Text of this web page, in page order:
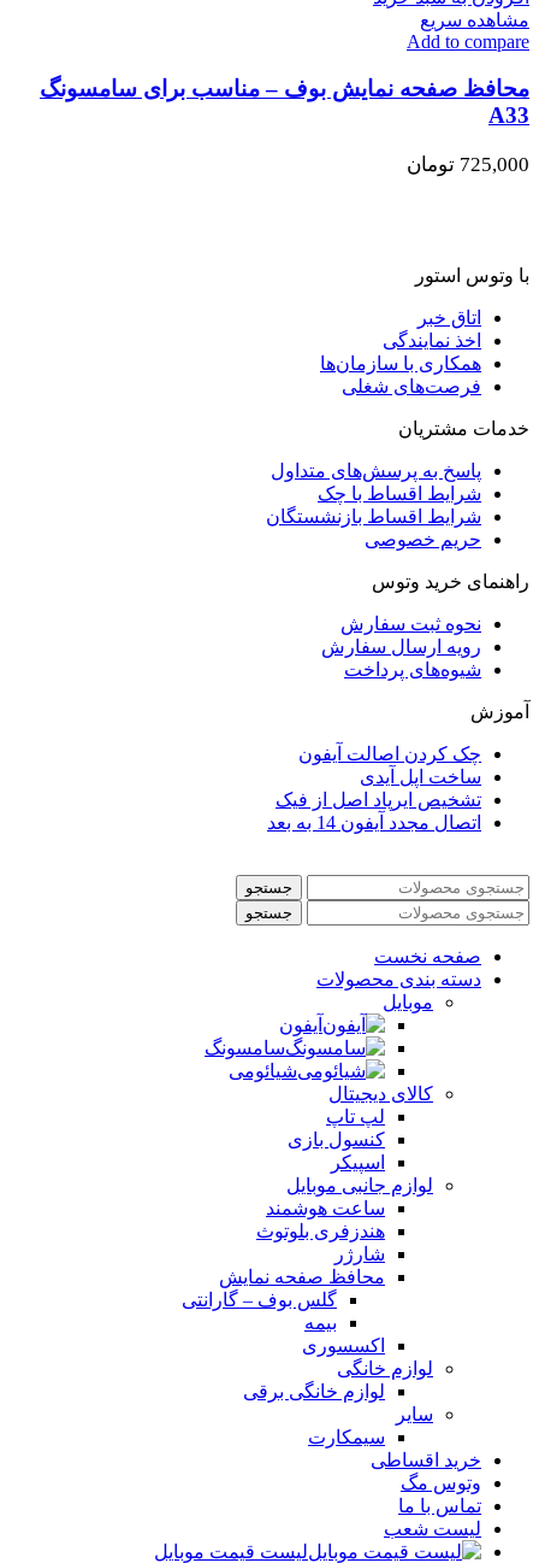
مشاهده سریع
Add to compare
محافظ صفحه نمایش بوف – مناسب برای سامسونگ
A33
725,000 تومان
با وتوس استور
اتاق خبر
اخذ نمایندگی
همکاری با سازمان‌ها
فرصت‌های شغلی
خدمات مشتریان
پاسخ به پرسش‌های متداول
شرایط اقساط با چک
شرایط اقساط بازنشستگان
حریم خصوصی
راهنمای خرید وتوس
نحوه ثبت سفارش
رویه ارسال سفارش
شیوه‌های پرداخت
آموزش
چک کردن اصالت آیفون
ساخت اپل آیدی
تشخیص ایرپاد اصل از فیک
اتصال مجدد آیفون 14 به بعد
جستجو
جستجو
صفحه نخست
دسته بندی محصولات
موبایل
آیفون
سامسونگ
شیائومی
کالای دیجیتال
لپ تاپ
کنسول بازی
اسپیکر
لوازم جانبی موبایل
ساعت هوشمند
هندزفری بلوتوث
شارژر
محافظ صفحه نمایش
گلس بوف – گارانتی
بیمه
اکسسوری
لوازم خانگی
لوازم خانگی برقی
سایر
سیمکارت
خرید اقساطی
وتوس مگ
تماس با ما
لیست شعب
لیست قیمت موبایل